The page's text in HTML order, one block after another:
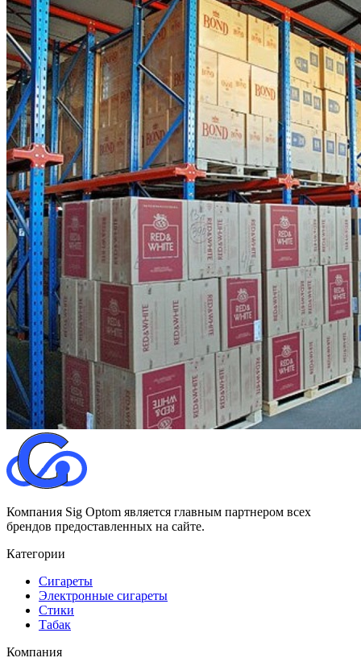
Компания Sig Optom является главным партнером всех
брендов предоставленных на сайте.
Категории
Сигареты
Электронные сигареты
Стики
Табак
Компания